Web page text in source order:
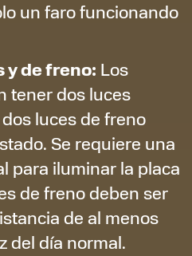
un faro funcionando
y de freno: Los
tener dos luces
luces de freno
Se requiere una
para iluminar la placa
de freno deben ser
de al menos
del día normal.